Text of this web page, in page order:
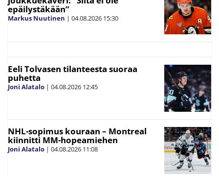
epäilystäkään”
Markus Nuutinen | 04.08.2026 15:30
Eeli Tolvasen tilanteesta suoraa
puhetta
Joni Alatalo | 04.08.2026 12:45
NHL-sopimus kouraan – Montreal
kiinnitti MM-hopeamiehen
Joni Alatalo | 04.08.2026 11:08